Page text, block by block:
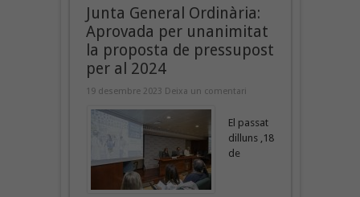
Junta General Ordinària:
Aprovada per unanimitat
la proposta de pressupost
per al 2024
19 desembre 2023 Deixa un comentari
El passat
dilluns ,18
de